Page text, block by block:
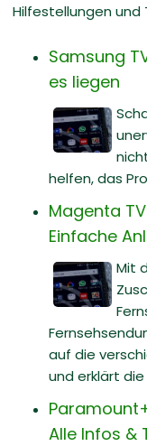
Hilfestellungen und
Samsung
es liegen
helfen, das
Magenta
Einfache
Mit
auf die
und erklärt
Alle Infos &